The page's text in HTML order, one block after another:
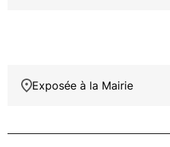
Exposée à la Mairie